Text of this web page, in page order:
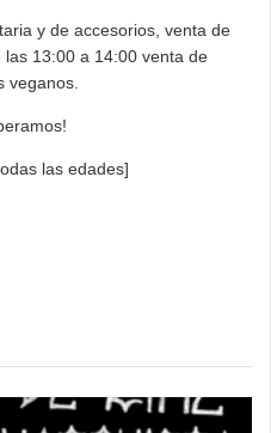
y de accesorios, venta de
13:00 a 14:00 venta de
veganos.
las edades]